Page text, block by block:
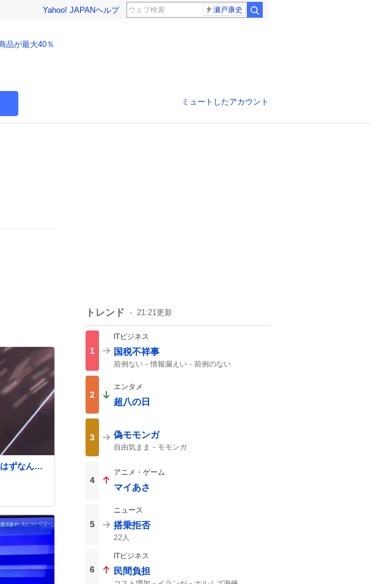
Yahoo! JAPANヘルプ 瀬戸康史
品が最大40％
ミュートしたアカウント
ずなんだ
る。あと
トレンド 21:21更新
1
ITビジネス
国税不祥事
前例ない 情報漏えい 前例のない
2
エンタメ
超八の日
3 偽モモンガ
自由気まま モモンガ
4
アニメ・ゲーム
マイあさ
5
ニュース
搭乗拒否
22人
6
ITビジネス
民間負担